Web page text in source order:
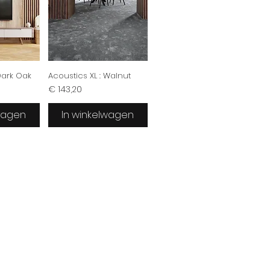
Oak Acoustics XL : Walnut
Prijs
€ 143,20
In winkelwagen